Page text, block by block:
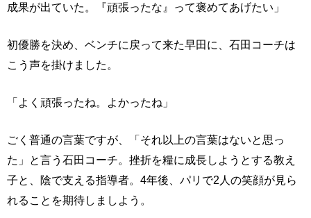
成果が出ていた。『頑張ったな』って褒めてあげたい」
初優勝を決め、ベンチに戻って来た早田に、石田コーチは
こう声を掛けました。
「よく頑張ったね。よかったね」
ごく普通の言葉ですが、「それ以上の言葉はないと思っ
た」と言う石田コーチ。挫折を糧に成長しようとする教え
子と、陰で支える指導者。4年後、パリで2人の笑顔が見ら
れることを期待しましよう。